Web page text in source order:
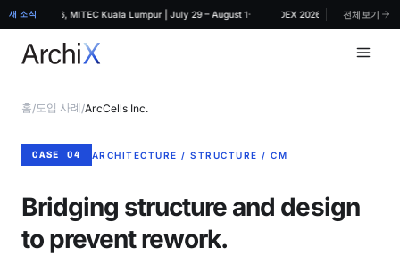
새 소식 2026, MITEC Kuala Lumpur | July 29 – August 1·
ArchiX at ARCHIDEX 2026, MITEC Kuala
전체보기
홈/도입 사례/ArcCells Inc.
CASE 04 ARCHITECTURE / STRUCTURE / CM
Bridging structure and design
to prevent rework.